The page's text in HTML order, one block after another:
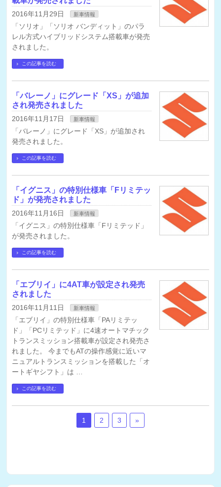
2016年11月29日 新車情報
「ソリオ」「ソリオ バンディット」のパラ
レル方式ハイブリッドシステム搭載車が発売
されました。
この記事を読む
「バレーノ」にグレード「XS」が追加
され発売されました
2016年11月17日 新車情報
「バレーノ」にグレード「XS」が追加され
発売されました。
この記事を読む
「イグニス」の特別仕様車「Fリミテッ
ド」が発売されました
2016年11月16日 新車情報
「イグニス」の特別仕様車「Fリミテッド」
が発売されました。
この記事を読む
「エブリイ」に4AT車が設定され発売
されました
2016年11月11日 新車情報
「エブリイ」の特別仕様車「PAリミテッ
ド」「PCリミテッド」に4速オートマチック
トランスミッション搭載車が設定され発売さ
れました。 今までもATの操作感覚に近いマ
ニュアルトランスミッションを搭載した「オ
ートギヤシフト」は …
この記事を読む
1 2 3 »